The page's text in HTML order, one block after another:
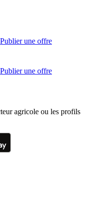
Publier une offre
Publier une offre
agricole ou les profils